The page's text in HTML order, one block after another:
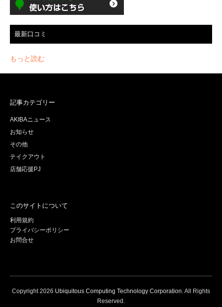
最新口コミ
もっと読む
記事カテゴリー
AKIBAニュース
お知らせ
その他
テイクアウト
店舗応援PJ
このサイトについて
利用規約
プライバシーポリシー
お問合せ
Copyright2026 Ubiquitous Computing Technology Corporation. All Rights
Reserved.